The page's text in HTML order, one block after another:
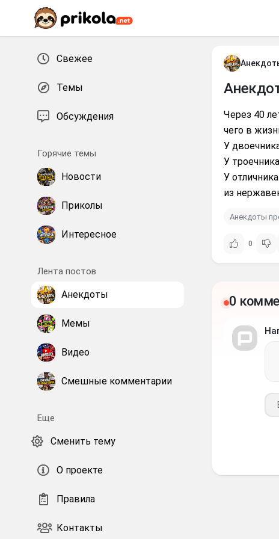
Перейти к контенту
Свежее
Темы
Обсуждения
Горячие темы
Новости
Приколы
Интересное
Лента постов
Анекдоты
Мемы
Видео
Смешные комментарии
Еще
Сменить тему
О проекте
Правила
Контакты
Через 40
чего в
У
У
У
из
Анекдоты
0
0